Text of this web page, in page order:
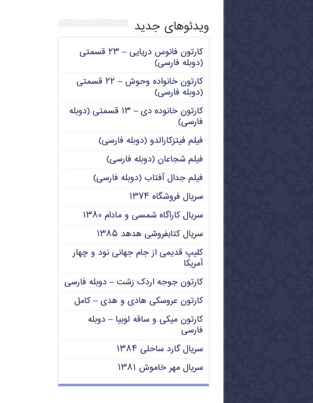
ویدئوهای جدید
کارتون فانوس دریایی – ۲۳ قسمتی
(دوبله فارسی)
کارتون خانواده وحوش – ۲۲ قسمتی
(دوبله فارسی)
کارتون خانوده دی – ۱۳ قسمتی (دوبله
فارسی)
فیلم فیتزکارالدو (دوبله فارسی)
فیلم شجاعان (دوبله فارسی)
فیلم جدال آفتاب (دوبله فارسی)
سریال فروشگاه ۱۳۷۴
سریال کاراگاه شمسی و مادام ۱۳۸۰
سریال کتابفروشی هدهد ۱۳۸۵
کلیپ قدیمی از جام جهانی نود و چهار
آمریکا
کارتون جوجه اردک زشت – دوبله فارسی
کارتون عروسکی هادی و هدی – کامل
کارتون میکی و ساقه لوبیا – دوبله
فارسی
سریال گارد ساحلی ۱۳۸۴
سریال مهر خاموش ۱۳۸۱